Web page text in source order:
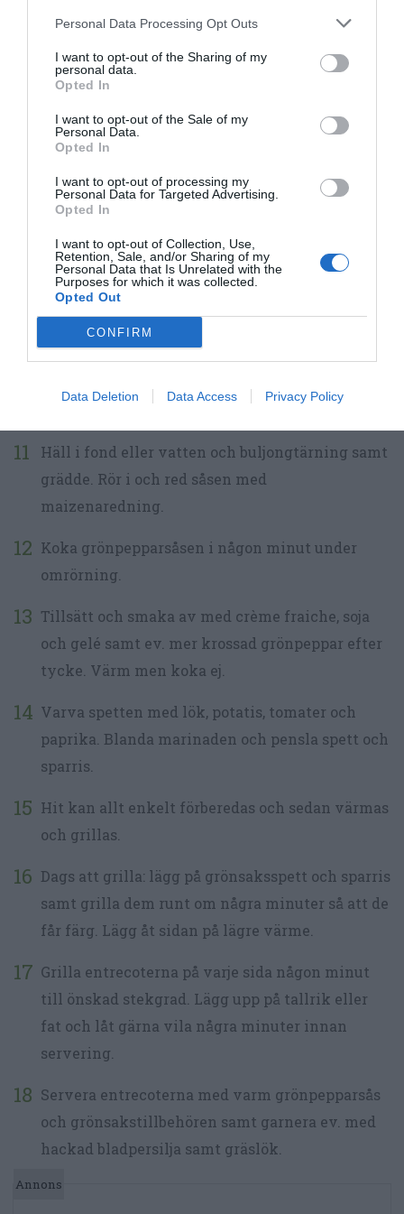
Personal Data Processing Opt Outs
I want to opt-out of the Sharing of my
personal data.
Opted In
I want to opt-out of the Sale of my
Personal Data.
Opted In
I want to opt-out of processing my
Personal Data for Targeted Advertising.
Opted In
I want to opt-out of Collection, Use,
Retention, Sale, and/or Sharing of my
Personal Data that Is Unrelated with the
Purposes for which it was collected.
Opted Out
CONFIRM
Data Deletion Data Access Privacy Policy
grillspetten - annars får du servera dem till
ändå såklart).
Skölj tomater och paprika. Skär paprika i åtta
Grönpepparsås: Krossa grönpepparn i en mortel
botten på en stekpanna.
Skala och finhacka schalottenlöken.
Sätt på en kastrull och smält smöret.
Häll i fond eller vatten och buljongtärning samt
grädde. Rör i och red såsen med
maizenaredning.
Koka grönpepparsåsen i någon minut under
omrörning.
Tillsätt och smaka av med crème fraiche, soja
och gelé samt ev. mer krossad grönpeppar efter
tycke. Värm men koka ej.
Varva spetten med lök, potatis, tomater och
paprika. Blanda marinaden och pensla spett och
sparris.
Hit kan allt enkelt förberedas och sedan värmas
och grillas.
Dags att grilla: lägg på grönsaksspett och sparris
samt grilla dem runt om några minuter så att de
får färg. Lägg åt sidan på lägre värme.
Grilla entrecoterna på varje sida någon minut
till önskad stekgrad. Lägg upp på tallrik eller
fat och låt gärna vila några minuter innan
servering.
Servera entrecoterna med varm grönpepparsås
och grönsakstillbehören samt garnera ev. med
hackad bladpersilja samt gräslök.